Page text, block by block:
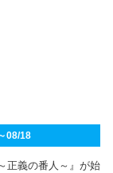
08/18
正義の番人～』が始